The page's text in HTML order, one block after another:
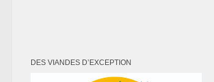
DES VIANDES D’EXCEPTION